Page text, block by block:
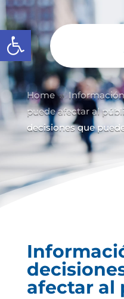
Abrir barra de
Home 9
puede afectar al
decisiones que
afectar al